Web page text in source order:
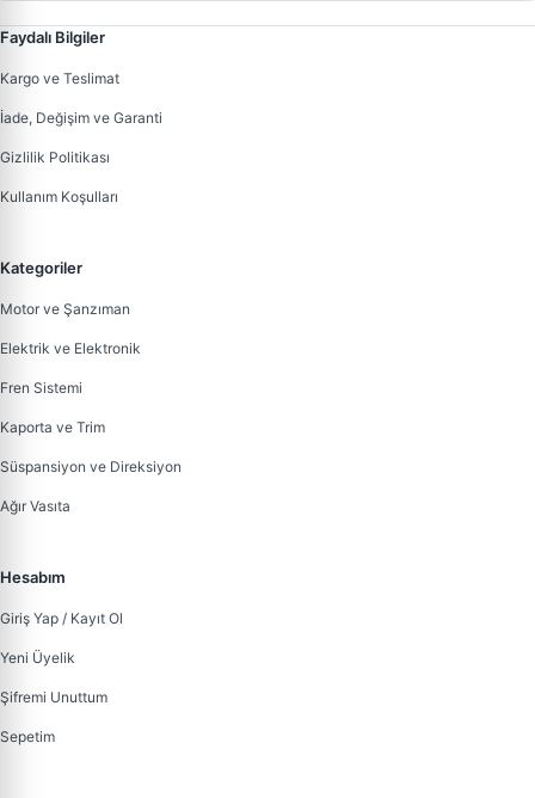
Faydalı Bilgiler
Kargo ve Teslimat
İade, Değişim ve Garanti
Gizlilik Politikası
Kullanım Koşulları
Kategoriler
Motor ve Şanzıman
Elektrik ve Elektronik
Fren Sistemi
Kaporta ve Trim
Süspansiyon ve Direksiyon
Ağır Vasıta
Hesabım
Giriş Yap / Kayıt Ol
Yeni Üyelik
Şifremi Unuttum
Sepetim